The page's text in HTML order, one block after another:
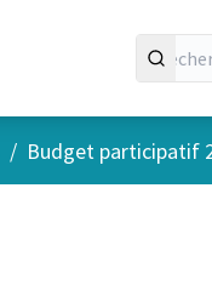
/ Budget participatif